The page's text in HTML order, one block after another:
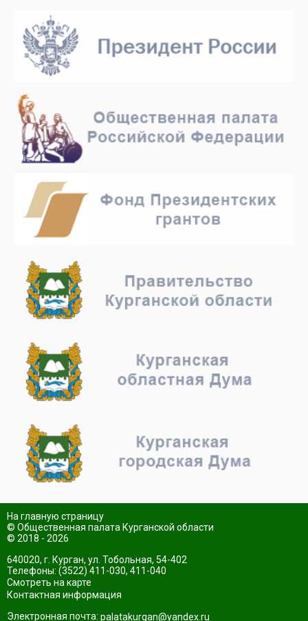
На главную страницу
© Общественная палата Курганской области
© 2018 - 2026
640020, г. Курган, ул. Тобольная, 54-402
Телефоны: (3522) 411-030, 411-040
Смотреть на карте
Контактная информация
Электронная почта: palatakurgan@yandex.ru